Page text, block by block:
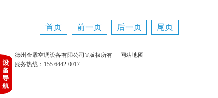
首页 前一页 后一页 尾页
德州金霏空调设备有限公司©版权所有
网站地图
服务热线：155-6442-0017